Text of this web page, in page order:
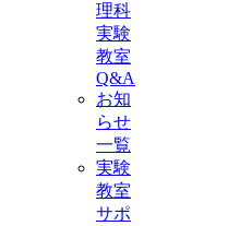
理科
実験
教室
Q&A
お知
らせ
一覧
実験
教室
サポ